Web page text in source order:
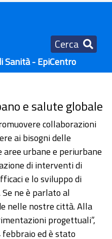
Cerca
Sanità - EpiCentro
e salute globale
collaborazioni
ai bisogni delle
urbane e periurbane
di interventi di
e lo sviluppo di
ne è parlato al
nelle nostre città. Alla
progettuali”,
febbraio ed è stato